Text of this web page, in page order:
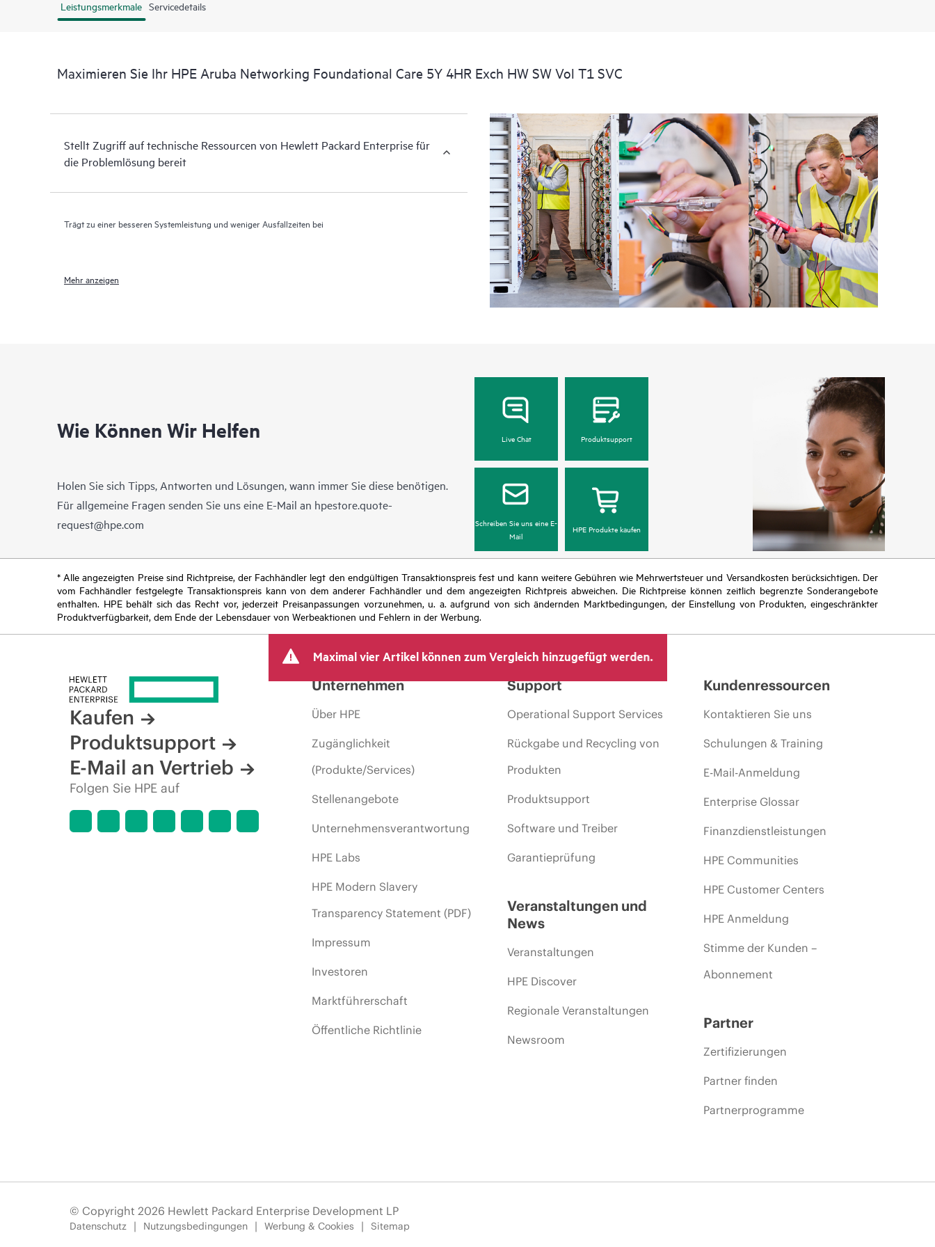
Leistungsmerkmale Servicedetails
Maximieren Sie Ihr HPE Aruba Networking Foundational Care 5Y 4HR Exch HW SW Vol T1 SVC
Stellt Zugriff auf technische Ressourcen von Hewlett Packard Enterprise für
die Problemlösung bereit
Trägt zu einer besseren Systemleistung und weniger Ausfallzeiten bei
Mehr anzeigen
Wie Können Wir Helfen
Holen Sie sich Tipps, Antworten und Lösungen, wann immer Sie diese benötigen.
Für allgemeine Fragen senden Sie uns eine E-Mail an hpestore.quote-
request@hpe.com
Live Chat Produktsupport
Schreiben Sie uns eine E-
Mail
HPE Produkte kaufen
* Alle angezeigten Preise sind Richtpreise, der Fachhändler legt den endgültigen Transaktionspreis fest und kann weitere Gebühren wie Mehrwertsteuer und Versandkosten berücksichtigen. Der
vom Fachhändler festgelegte Transaktionspreis kann von dem anderer Fachhändler und dem angezeigten Richtpreis abweichen. Die Richtpreise können zeitlich begrenzte Sonderangebote
enthalten. HPE behält sich das Recht vor, jederzeit Preisanpassungen vorzunehmen, u. a. aufgrund von sich ändernden Marktbedingungen, der Einstellung von Produkten, eingeschränkter
Produktverfügbarkeit, dem Ende der Lebensdauer von Werbeaktionen und Fehlern in der Werbung.
Maximal vier Artikel können zum Vergleich hinzugefügt werden.
Kaufen
Produktsupport
E-Mail an Vertrieb
Folgen Sie HPE auf
Unternehmen
Über HPE
Zugänglichkeit
(Produkte/Services)
Stellenangebote
Unternehmensverantwortung
HPE Labs
HPE Modern Slavery
Transparency Statement (PDF)
Impressum
Investoren
Marktführerschaft
Öffentliche Richtlinie
Support
Operational Support Services
Rückgabe und Recycling von
Produkten
Produktsupport
Software und Treiber
Garantieprüfung
Veranstaltungen und
News
Veranstaltungen
HPE Discover
Regionale Veranstaltungen
Newsroom
Kundenressourcen
Kontaktieren Sie uns
Schulungen & Training
E-Mail-Anmeldung
Enterprise Glossar
Finanzdienstleistungen
HPE Communities
HPE Customer Centers
HPE Anmeldung
Stimme der Kunden –
Abonnement
Partner
Zertifizierungen
Partner finden
Partnerprogramme
© Copyright 2026 Hewlett Packard Enterprise Development LP
Datenschutz Nutzungsbedingungen Werbung & Cookies Sitemap